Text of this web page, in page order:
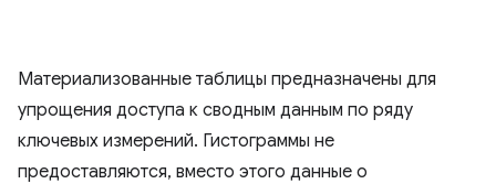
Материализованные таблицы предназначены для
упрощения доступа к сводным данным по ряду
ключевых измерений. Гистограммы не
предоставляются, вместо этого данные о